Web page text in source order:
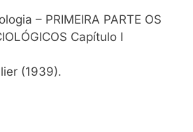
– PRIMEIRA PARTE OS
Capítulo I
(1939).